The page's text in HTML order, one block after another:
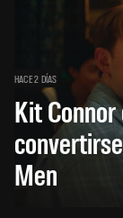
HACE 2 DÍAS
Kit
Men